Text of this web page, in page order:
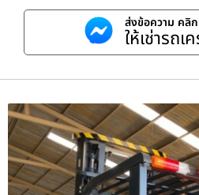
ส่งข้อความ คลิก
ให้เช่ารถ